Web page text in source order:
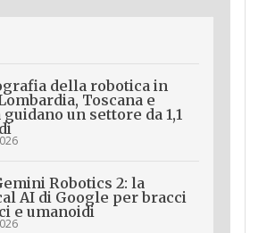
della robotica in
Toscana e
un settore da 1,1
Robotics 2: la
AI di Google per bracci
e umanoidi